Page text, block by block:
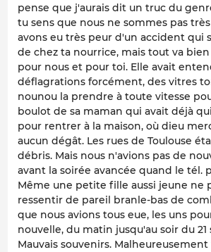
pense que j'aurais dit un truc du
tu sens que nous ne sommes pas
avons eu très peur d'un accident qui
de chez ta nourrice, mais tout va
pour nous et pour toi. Elle avait
déflagrations forcément, des vitres
nounou la prendre à toute vitesse
boulot de sa maman qui avait déjà
pour rentrer à la maison, où dieu
aucun dégât. Les rues de Toulouse
débris. Mais nous n'avions pas de
avant la soirée avancée quand le tél.
Même une petite fille aussi jeune ne
ressentir de pareil branle-bas de
que nous avions tous eue, les uns
nouvelle, du matin jusqu'au soir du 21
Mauvais souvenirs.